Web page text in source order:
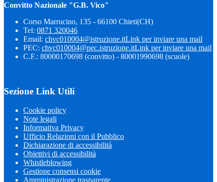
Convitto Nazionale "G.B. Vico"
Corso Marrucino, 135 - 66100 Chieti(CH)
Tel: 0871 320046
Email: chvc010004@istruzione.itLink per inviare una mail
PEC: chvc010004@pec.istruzione.itLink per inviare una mail
C.F.: 80000170698 (convitto) - 80001990698 (scuole)
Sezione Link Utili
Cookie policy
Note legali
Informativa Privacy
Ufficio Relazioni con il Pubblico
Dichiarazione di accessibilità
Obiettivi di accessibilità
Whistleblowing
Gestione consensi cookie
Amministrazione trasparente